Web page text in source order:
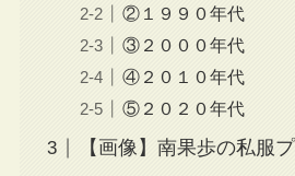
②１９９０年代
③２０００年代
④２０１０年代
⑤２０２０年代
【画像】南果歩の私服